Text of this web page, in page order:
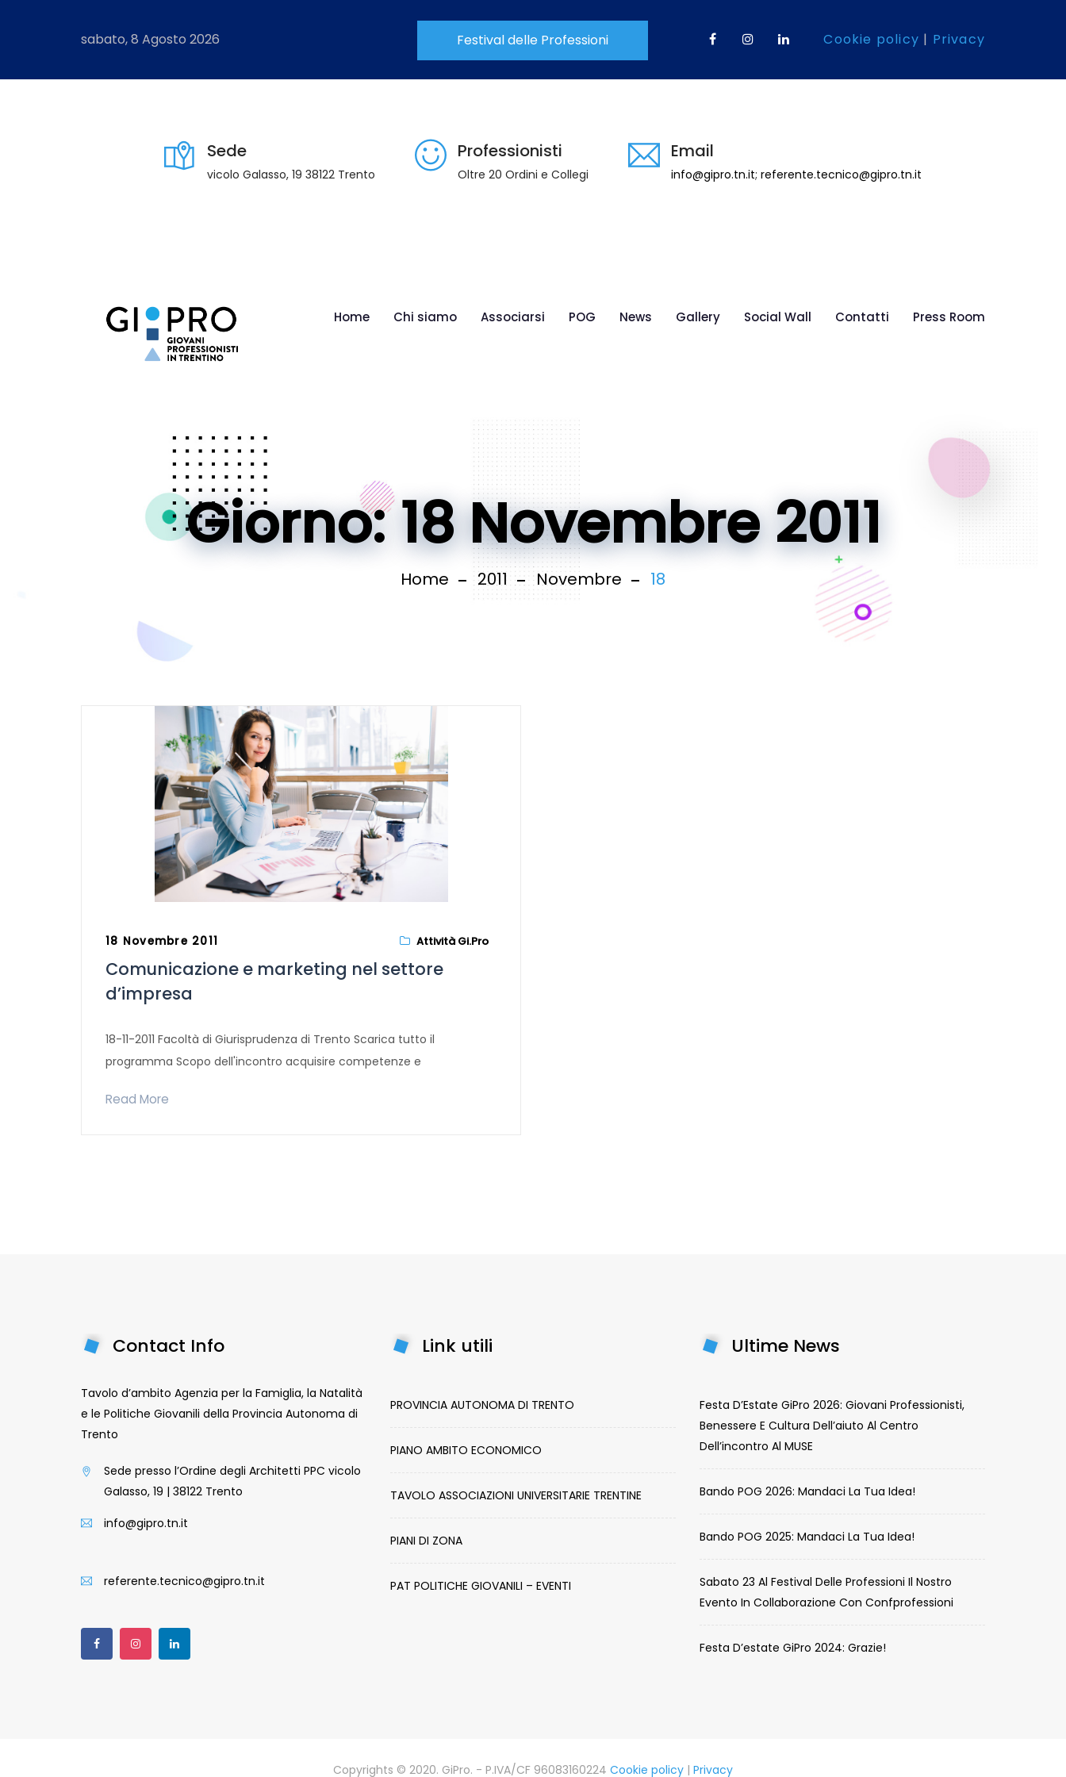
sabato, 8 Agosto 2026 Festival delle Professioni Cookie policy | Privacy
Sede
vicolo Galasso, 19 38122 Trento
Professionisti
Oltre 20 Ordini e Collegi
Email
info@gipro.tn.it; referente.tecnico@gipro.tn.it
Home Chi siamo Associarsi POG News Gallery Social Wall Contatti Press Room
Giorno: 18 Novembre 2011
Home 2011 Novembre 18
18 Novembre 2011 Attività Gi.Pro
Comunicazione e marketing nel settore
d’impresa
18-11-2011 Facoltà di Giurisprudenza di Trento Scarica tutto il
programma Scopo dell'incontro acquisire competenze e
Read More
Contact Info
Tavolo d’ambito Agenzia per la Famiglia, la Natalità
e le Politiche Giovanili della Provincia Autonoma di
Trento
Sede presso l’Ordine degli Architetti PPC vicolo
Galasso, 19 | 38122 Trento
info@gipro.tn.it
referente.tecnico@gipro.tn.it
Link utili
PROVINCIA AUTONOMA DI TRENTO
PIANO AMBITO ECONOMICO
TAVOLO ASSOCIAZIONI UNIVERSITARIE TRENTINE
PIANI DI ZONA
PAT POLITICHE GIOVANILI – EVENTI
Ultime News
Festa D’Estate GiPro 2026: Giovani Professionisti,
Benessere E Cultura Dell’aiuto Al Centro
Dell’incontro Al MUSE
Bando POG 2026: Mandaci La Tua Idea!
Bando POG 2025: Mandaci La Tua Idea!
Sabato 23 Al Festival Delle Professioni Il Nostro
Evento In Collaborazione Con Confprofessioni
Festa D’estate GiPro 2024: Grazie!
Copyrights © 2020. GiPro. - P.IVA/CF 96083160224 Cookie policy | Privacy